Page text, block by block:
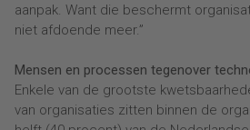
aanpak. Want die beschermt
niet afdoende meer.”
Mensen en processen tegenover
Enkele van de grootste
van organisaties zitten binnen de